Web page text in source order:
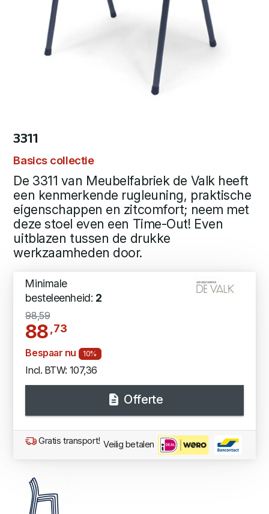
3311
Basics collectie
De 3311 van Meubelfabriek de Valk heeft
een kenmerkende rugleuning, praktische
eigenschappen en zitcomfort; neem met
deze stoel even een Time-Out! Even
uitblazen tussen de drukke
werkzaamheden door.
Minimale
besteleenheid: 2
98,59
88,73
Bespaar nu 10%
Incl. BTW: 107,36
Offerte
Gratis transport! Veilig betalen